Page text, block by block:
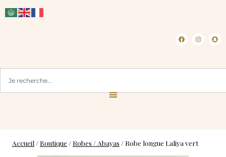
Accueil /Boutique / Robes / Abayas / Robe longue Laliya vert